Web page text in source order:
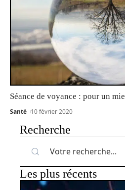
Séance de voyance : pour un
Santé 10 février 2020
Recherche
Les plus récents